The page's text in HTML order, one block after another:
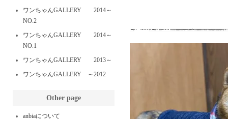
ワンちゃんGALLERY 2014～
NO.2
ワンちゃんGALLERY 2014～
NO.1
ワンちゃんGALLERY 2013～
ワンちゃんGALLERY ～2012
Other page
anbiaについて